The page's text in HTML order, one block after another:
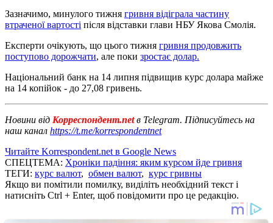
Зазначимо, минулого тижня гривня відіграла частину
втраченої вартості після відставки глави НБУ Якова Смолія.
Експерти очікують, що цього тижня гривня продовжить
поступово дорожчати, але поки зростає долар.
Національний банк на 14 липня підвищив курс долара майже
на 14 копійок - до 27,08 гривень.
Новини від Корреспондент.netв Telegram. Підписуйтесь на
наш канал https://t.me/korrespondentnet
Читайте Korrespondent.net в Google News
СПЕЦТЕМА: Хроніки падіння: яким курсом йде гривня
ТЕГИ: курс валют, обмен валют, курс гривны
Якщо ви помітили помилку, виділіть необхідний текст і
натисніть Ctrl + Enter, щоб повідомити про це редакцію.